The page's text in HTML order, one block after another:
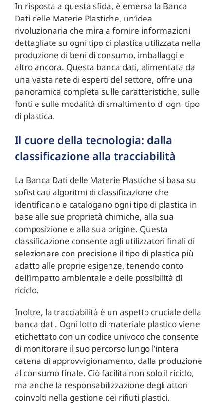
In risposta a questa sfida, è emersa la Banca
Dati delle Materie Plastiche, un’idea
rivoluzionaria che mira a fornire informazioni
dettagliate su ogni tipo di plastica utilizzata nella
produzione di beni di consumo, imballaggi e
altro ancora. Questa banca dati, alimentata da
una vasta rete di esperti del settore, offre una
panoramica completa sulle caratteristiche, sulle
fonti e sulle modalità di smaltimento di ogni tipo
di plastica.
Il cuore della tecnologia: dalla
classificazione alla tracciabilità
La Banca Dati delle Materie Plastiche si basa su
sofisticati algoritmi di classificazione che
identificano e catalogano ogni tipo di plastica in
base alle sue proprietà chimiche, alla sua
composizione e alla sua origine. Questa
classificazione consente agli utilizzatori finali di
selezionare con precisione il tipo di plastica più
adatto alle proprie esigenze, tenendo conto
dell’impatto ambientale e delle possibilità di
riciclo.
Inoltre, la tracciabilità è un aspetto cruciale della
banca dati. Ogni lotto di materiale plastico viene
etichettato con un codice univoco che consente
di monitorare il suo percorso lungo l’intera
catena di approvvigionamento, dalla produzione
al consumo finale. Ciò facilita non solo il riciclo,
ma anche la responsabilizzazione degli attori
coinvolti nella gestione dei rifiuti plastici.